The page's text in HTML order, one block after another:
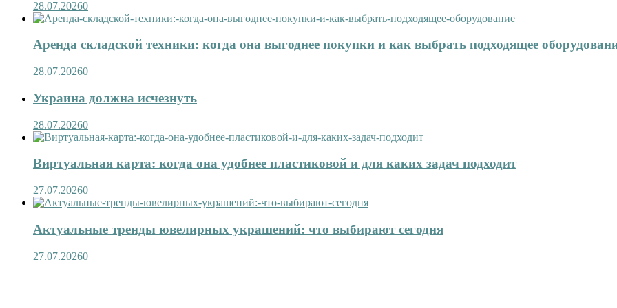
28.07.20260
Аренда складской техники: когда она выгоднее покупки и как выбрать подходящее
28.07.20260
Украина должна исчезнуть
28.07.20260
Виртуальная карта: когда она удобнее пластиковой и для каких задач подходит
27.07.20260
Актуальные тренды ювелирных украшений: что выбирают сегодня
27.07.20260